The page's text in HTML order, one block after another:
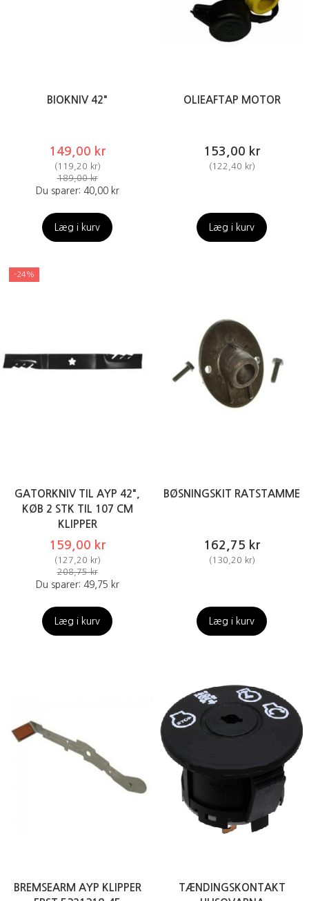
BIOKNIV 42"
149,00 kr
(119,20 kr)
189,00 kr
Du sparer: 40,00 kr
Læg i kurv
OLIEAFTAP MOTOR
153,00 kr
(122,40 kr)
Læg i kurv
-24%
GATORKNIV TIL AYP 42",
KØB 2 STK TIL 107 CM
KLIPPER
159,00 kr
(127,20 kr)
208,75 kr
Du sparer: 49,75 kr
Læg i kurv
BØSNINGSKIT RATSTAMME
162,75 kr
(130,20 kr)
Læg i kurv
BREMSEARM AYP KLIPPER
TÆNDINGSKONTAKT